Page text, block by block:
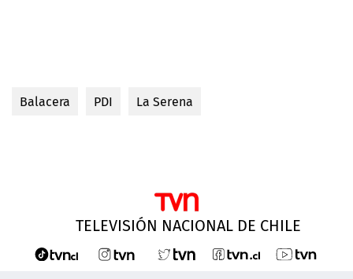
Balacera PDI La Serena
TELEVISIÓN NACIONAL DE CHILE